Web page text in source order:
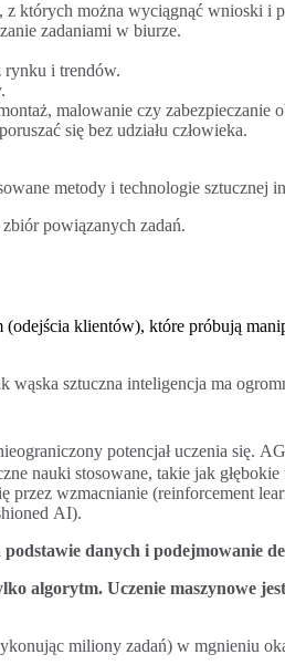
których można wyciągnąć wnioski i
zadaniami w biurze.
rynku i trendów.
malowanie czy zabezpieczanie
się bez udziału człowieka.
metody i technologie sztucznej
powiązanych zadań.
(odejścia klientów), które próbują
wąska sztuczna inteligencja ma
potencjał uczenia się.
nauki stosowane, takie jak
wzmacnianie (reinforcement
AI).
podstawie danych i podejmowanie
algorytm. Uczenie maszynowe
miliony zadań) w mgnieniu